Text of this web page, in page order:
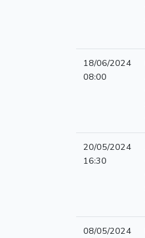
18/06/2024
08:00
20/05/2024
16:30
08/05/2024